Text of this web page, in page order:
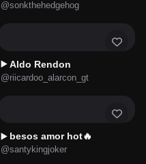
@sonkthehedgehog
▶️ Aldo Rendon
@riicardoo_alarcon_gt
▶️ besos amor hot🔥
@santykingjoker